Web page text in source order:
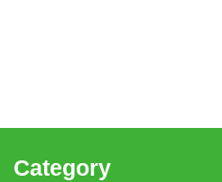
Category